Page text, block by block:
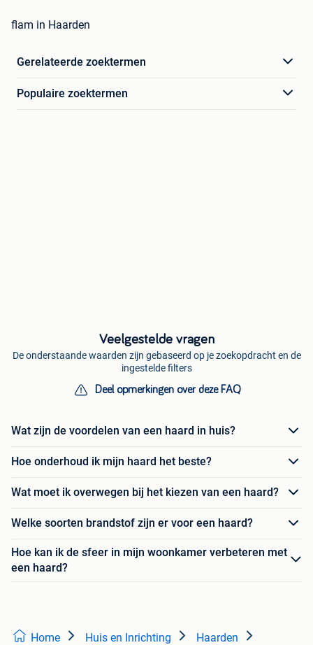
flam in Haarden
Gerelateerde zoektermen
Populaire zoektermen
Veelgestelde vragen
De onderstaande waarden zijn gebaseerd op je zoekopdracht en de
ingestelde filters
Deel opmerkingen over deze FAQ
Wat zijn de voordelen van een haard in huis?
Hoe onderhoud ik mijn haard het beste?
Wat moet ik overwegen bij het kiezen van een haard?
Welke soorten brandstof zijn er voor een haard?
Hoe kan ik de sfeer in mijn woonkamer verbeteren met
een haard?
Home Huis en Inrichting Haarden